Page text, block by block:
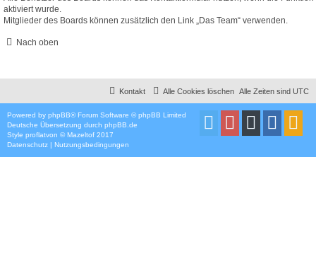
aktiviert wurde.
Mitglieder des Boards können zusätzlich den Link „Das Team“ verwenden.
Nach oben
Alle Zeiten sind UTC
Alle Cookies löschen
Kontakt
Powered by phpBB® Forum Software © phpBB Limited
Deutsche Übersetzung durch phpBB.de
Style proflatvon ©Mazeltof 2017
Datenschutz | Nutzungsbedingungen